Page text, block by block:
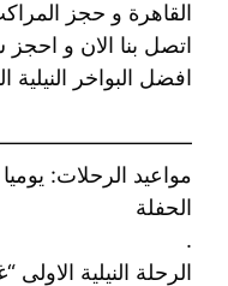
القاهرة و حجز
اتصل بنا الان و
افضل البواخر النيلية
مواعيد الرحلات:
الحفلة
.